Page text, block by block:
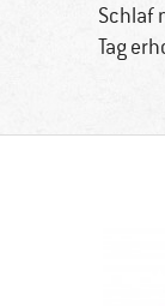
Schlaf
Tag